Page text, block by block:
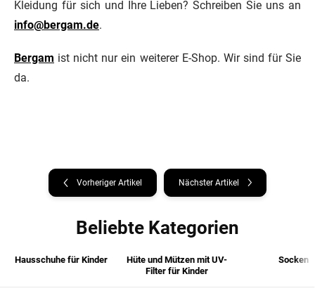
Kleidung für sich und Ihre Lieben? Schreiben Sie uns an
info@bergam.de.
Bergam ist nicht nur ein weiterer E-Shop. Wir sind für Sie
da.
Vorheriger Artikel Nächster Artikel
Beliebte Kategorien
Hausschuhe für Kinder
Hüte und Mützen mit UV-
Filter für Kinder
Socken